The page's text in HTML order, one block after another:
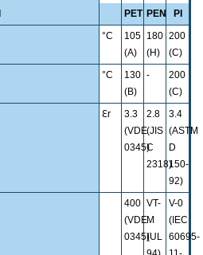
PET PEN
PI
°C
105
(A)
180
(H)
200
(C)
°C
130
(B)
-
200
(C)
ℇr
3.3
(VDE
0345)
2.8
(JIS
C
2318)
3.4
(ASTM
D
150-
92)
400
(VDE
0345)
VT-
M
(UL
V-0
(IEC
60695-